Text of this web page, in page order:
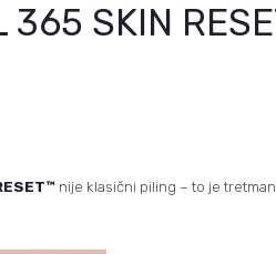
365 SKIN
nije klasični piling – to je